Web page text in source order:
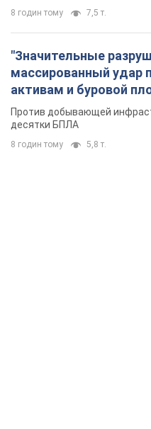
8 годин тому 7,5 т.
"Значительные
массированный
активам и буровой
Против добывающей
десятки БПЛА
8 годин тому 5,8 т.